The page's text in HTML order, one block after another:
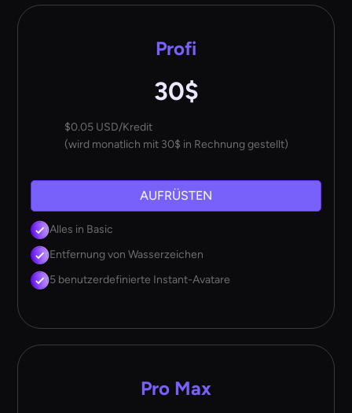
Profi
30$
$0.05 USD/Kredit
(wird monatlich mit 30$ in Rechnung gestellt)
AUFRÜSTEN
Alles in Basic
Entfernung von Wasserzeichen
5 benutzerdefinierte Instant-Avatare
Pro Max